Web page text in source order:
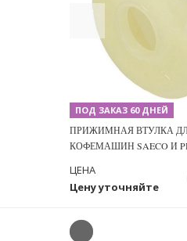
Previous
ПОД ЗАКАЗ 60 ДНЕЙ
ПРИЖИМНАЯ ВТУЛКА
КОФЕМАШИН SAECO И
Цену уточняйте
ЦЕНА